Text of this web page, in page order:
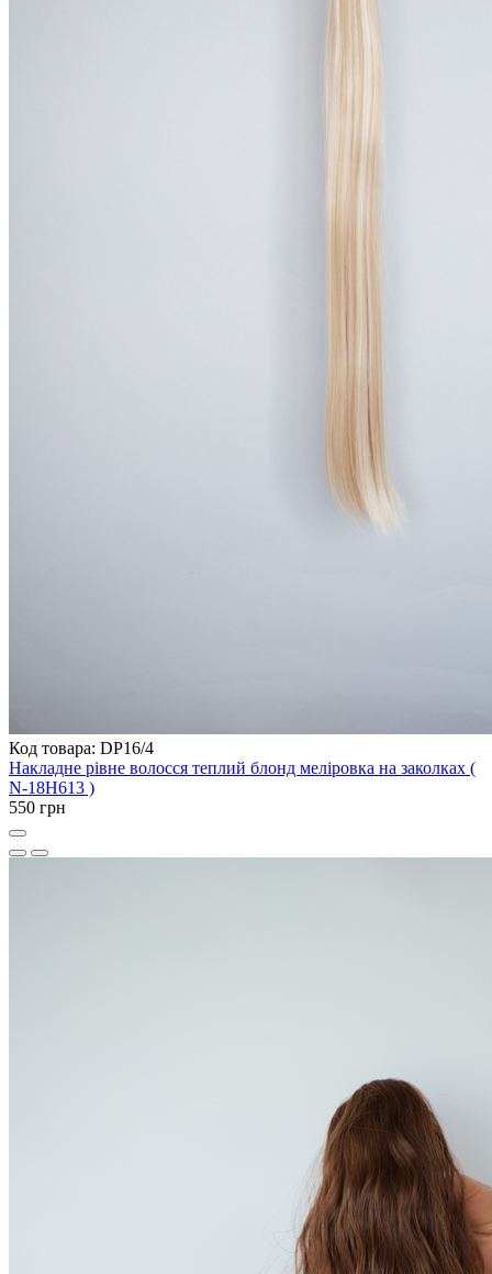
Код товара: DP16/4
Накладне рівне волосся теплий блонд меліровка на заколках (
N-18H613 )
550 грн